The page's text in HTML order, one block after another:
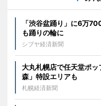
「渋谷盆踊り」に6万
も踊りの輪に
シブヤ経済新聞
大丸札幌店で任天堂ポ
森」特設エリアも
札幌経済新聞